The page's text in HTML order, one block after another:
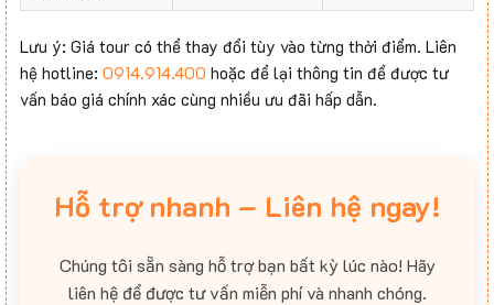
Lưu ý: Giá tour có thể thay đổi tùy vào từng thời điểm. Liên
hệ hotline: 0914.914.400 hoặc để lại thông tin để được tư
vấn báo giá chính xác cùng nhiều ưu đãi hấp dẫn.
Hỗ trợ nhanh – Liên hệ ngay!
Chúng tôi sẵn sàng hỗ trợ bạn bất kỳ lúc nào! Hãy
liên hệ để được tư vấn miễn phí và nhanh chóng.